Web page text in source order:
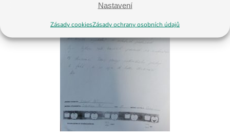
Nastavení
Zásady cookiesZásady ochrany osobních údajů